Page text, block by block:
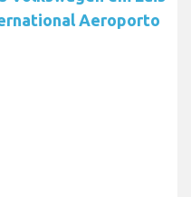
Aeroporto